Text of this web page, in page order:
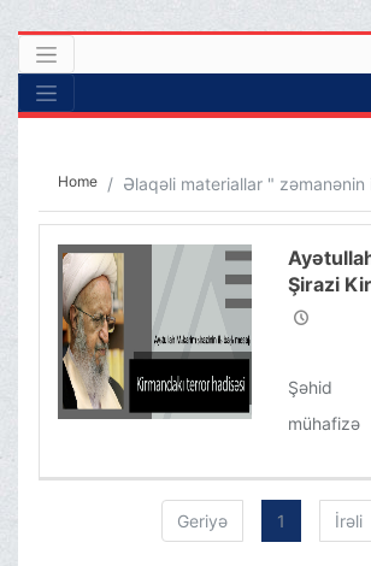
Home Əlaqəli materiallar " zəmanənin
Şirazi
terror aktı
Şəhid
Geriyə 1 İrəli